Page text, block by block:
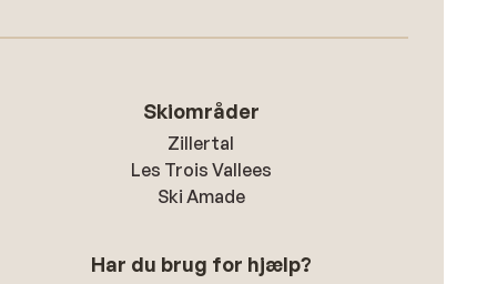
Skiområder
Zillertal
Les Trois Vallees
Ski Amade
Har du brug for hjælp?